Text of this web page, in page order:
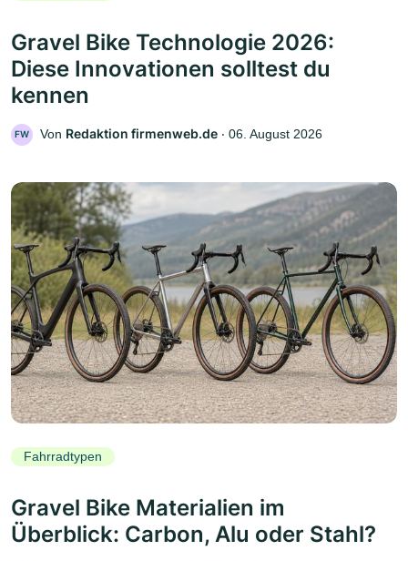
Gravel Bike Technologie 2026:
Diese Innovationen solltest du
kennen
FW Von Redaktion firmenweb.de ‧ 06. August 2026
Fahrradtypen
Gravel Bike Materialien im
Überblick: Carbon, Alu oder Stahl?